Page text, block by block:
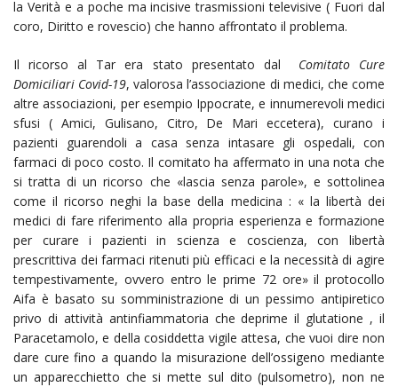
la Verità e a poche ma incisive trasmissioni televisive ( Fuori dal
coro, Diritto e rovescio) che hanno affrontato il problema.
Il ricorso al Tar era stato presentato dal
Comitato Cure
Domiciliari Covid-19, valorosa l’associazione di medici, che come
altre associazioni, per esempio Ippocrate, e innumerevoli medici
sfusi ( Amici, Gulisano, Citro, De Mari eccetera), curano i
pazienti guarendoli a casa senza intasare gli ospedali, con
farmaci di poco costo. Il comitato ha affermato in una nota che
si tratta di un ricorso che «lascia senza parole», e sottolinea
come il ricorso neghi la base della medicina : « la libertà dei
medici di fare riferimento alla propria esperienza e formazione
per curare i pazienti in scienza e coscienza, con libertà
prescrittiva dei farmaci ritenuti più efficaci e la necessità di agire
tempestivamente, ovvero entro le prime 72 ore» il protocollo
Aifa è basato su somministrazione di un pessimo antipiretico
privo di attività antinfiammatoria che deprime il glutatione , il
Paracetamolo, e della cosiddetta vigile attesa, che vuoi dire non
dare cure fino a quando la misurazione dell’ossigeno mediante
un apparecchietto che si mette sul dito (pulsometro), non ne